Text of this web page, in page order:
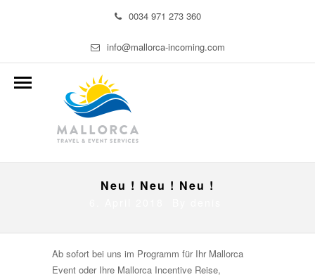
0034 971 273 360
info@mallorca-incoming.com
Neu ! Neu ! Neu !
Ab sofort bei uns im Programm für Ihr Mallorca
Event oder Ihre Mallorca Incentive Reise,